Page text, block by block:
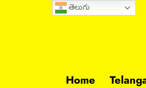
Home
తెలుగు